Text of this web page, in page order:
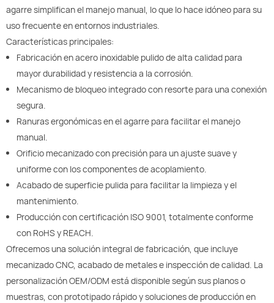
agarre simplifican el manejo manual, lo que lo hace idóneo para su
uso frecuente en entornos industriales.
Características principales:
Fabricación en acero inoxidable pulido de alta calidad para
mayor durabilidad y resistencia a la corrosión.
Mecanismo de bloqueo integrado con resorte para una conexión
segura.
Ranuras ergonómicas en el agarre para facilitar el manejo
manual.
Orificio mecanizado con precisión para un ajuste suave y
uniforme con los componentes de acoplamiento.
Acabado de superficie pulida para facilitar la limpieza y el
mantenimiento.
Producción con certificación ISO 9001, totalmente conforme
con RoHS y REACH.
Ofrecemos una solución integral de fabricación, que incluye
mecanizado CNC, acabado de metales e inspección de calidad. La
personalización OEM/ODM está disponible según sus planos o
muestras, con prototipado rápido y soluciones de producción en